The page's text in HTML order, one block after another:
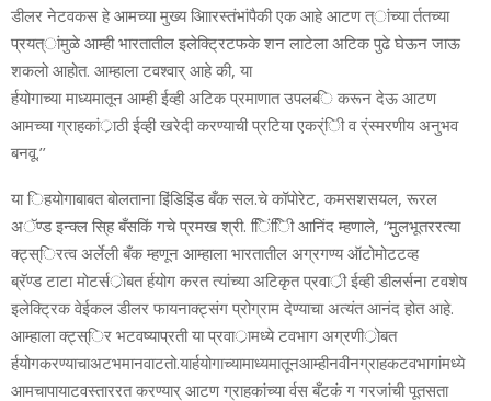
डीलर नेटवकस हे आमच्या मुख्य आिारस्तंभांपैकी एक आहे आटण त्ांच्या र्ततच्या
प्रयत्ांमुळे आम्ही भारतातील इलेक्ट्रिटफके शन लाटेला अटिक पुढे घेऊन जाऊ
शकलो आहोत. आम्‍हाला टवश्‍वार् आहे की, या
र्हयोगाच्‍या माध्‍यमातून आम्‍ही ईव्‍ही अटिक प्रमाणात उपलब्‍ि करून देऊ आटण
आमच्‍या ग्राहकांर्ाठी ईव्‍ही खरेदी करण्‍याची प्रटिया एकर्ंिी व र्ंस्‍मरणीय अनुभव
बनवू.’’
या िहयोगाबाबत बोलताना इिंडिइिंड बँक सल.चे कॉपोरेट, कमसशसयल, रूरल
अॅण्‍ड इन्‍‍क्ल‍ सि्‍ह बँसकिं गचे प्रमख श्री. ििंिीि आनिंद म्‍हणाले, “मुुलभूतररत्‍या
क्ट्स्िरत्‍व अर्लेली बँक म्‍हणून आम्‍हाला भारतातील अग्रगण्‍य ऑटोमोटटव्‍ह
ब्रॅण्‍ड टाटा मोटर्सर्ोबत र्हयोग करत त्‍यांच्‍या अटिकृत प्रवार्ी ईव्‍ही डीलर्सना टवशेष
इलेक्ट्रिक वेईकल डीलर फायनाक्ट्संग प्रोग्राम देण्‍याचा अत्‍यंत आनंद होत आहे.
आम्‍हाला क्ट्स्िर भटवष्‍याप्रती या प्रवार्ामध्‍ये टवभाग अग्रणीर्ोबत
र्हयोगकरण्‍याचाअटभमानवाटतो.यार्हयोगाच्‍यामाध्‍यमातूनआम्‍हीनवीनग्राहकटवभागांमध्‍ये
आमचापायाटवस्त‍ाररत करण्‍यार् आटण ग्राहकांच्‍या र्वस बँटकं ग गरजांची पूतसता